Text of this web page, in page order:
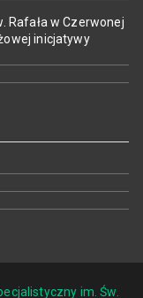
Rafała w Czerwonej
inicjatywy
im. Św.